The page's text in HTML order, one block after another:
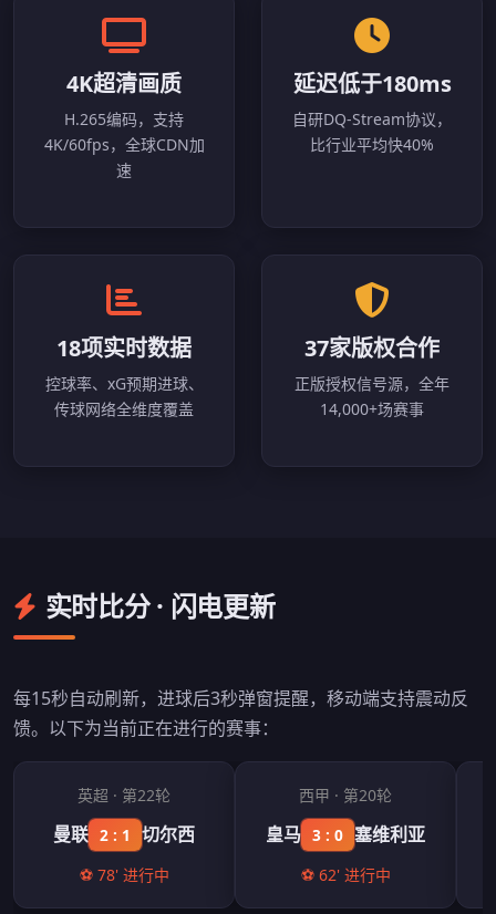
4K超清画质
H.265编码，支持
4K/60fps，全球CDN加
速
延迟低于180ms
自研DQ-Stream协议，
比行业平均快40%
18项实时数据
控球率、xG预期进球、
传球网络全维度覆盖
37家版权合作
正版授权信号源，全年
14,000+场赛事
实时比分 · 闪电更新
每15秒自动刷新，进球后3秒弹窗提醒，移动端支持震动反
馈。以下为当前正在进行的赛事：
英超 · 第22轮
曼联 2 : 1 切尔西
⚽ 78' 进行中
西甲 · 第20轮
皇马 3 : 0 塞维利亚
⚽ 62' 进行中